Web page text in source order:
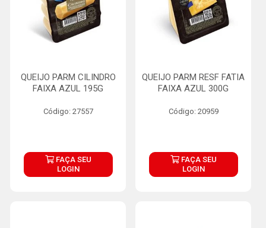
QUEIJO PARM CILINDRO
FAIXA AZUL 195G
Código: 27557
FAÇA SEU
LOGIN
QUEIJO PARM RESF FATIA
FAIXA AZUL 300G
Código: 20959
FAÇA SEU
LOGIN